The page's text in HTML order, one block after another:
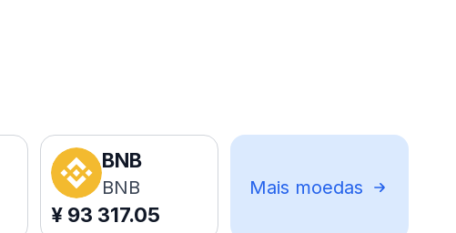
BNB
BNB
¥ 93 317.05
Mais moedas